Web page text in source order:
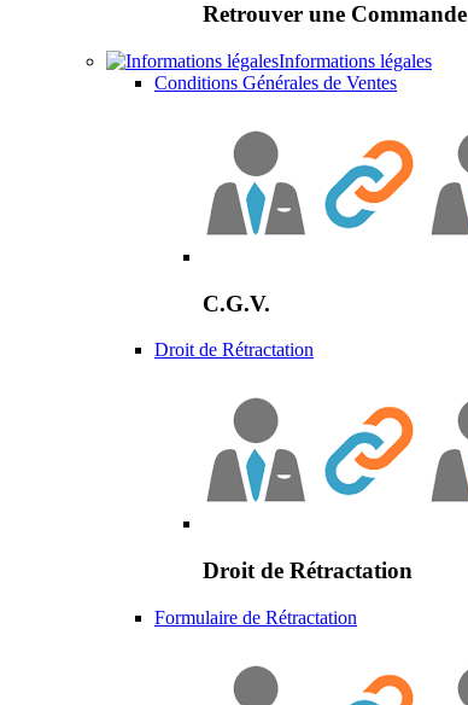
Retrouver une Commande
Informations légales
Conditions Générales de Ventes
C.G.V.
Droit de Rétractation
Droit de Rétractation
Formulaire de Rétractation